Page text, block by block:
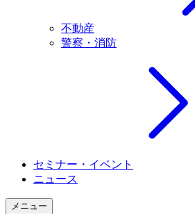
不動産
警察・消防
セミナー・イベント
ニュース
メニュー